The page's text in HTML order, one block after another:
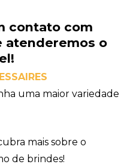
contato com
atenderemos o
uma maior variedade
mais sobre o
de brindes!